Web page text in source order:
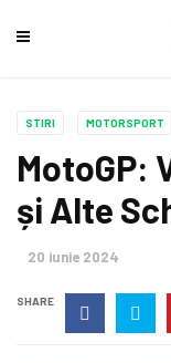
STIRI MOTORSPORT
MotoGP:
și Alte
20 iunie 2024
SHARE